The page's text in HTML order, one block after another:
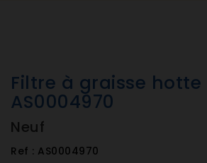
Filtre à graisse
AS0004970
Neuf
Ref : AS0004970